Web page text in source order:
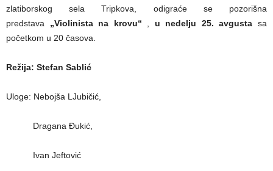
zlatiborskog sela Tripkova, odigraće se pozorišna
predstava „Violinista na krovu“ , u nedelju 25. avgusta sa
početkom u 20 časova.
Režija: Stefan Sablić
Uloge: Nebojša LJubičić,
Dragana Đukić,
Ivan Jeftović